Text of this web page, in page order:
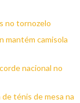
no tornozelo
mantém camisola
nacional no
ténis de mesa na